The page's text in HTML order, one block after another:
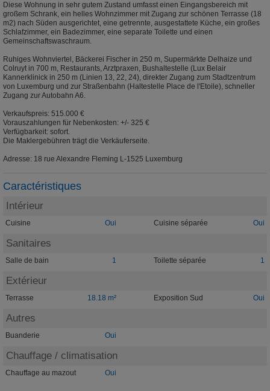
Diese Wohnung in sehr gutem Zustand umfasst einen Eingangsbereich mit
großem Schrank, ein helles Wohnzimmer mit Zugang zur schönen Terrasse (18
m2) nach Süden ausgerichtet, eine getrennte, ausgestattete Küche, ein großes
Schlafzimmer, ein Badezimmer, eine separate Toilette und einen
Gemeinschaftswaschraum.
Ruhiges Wohnviertel, Bäckerei Fischer in 250 m, Supermärkte Delhaize und
Colruyt in 700 m, Restaurants, Arztpraxen, Bushaltestelle (Lux Belair
Kannerklinick in 250 m (Linien 13, 22, 24), direkter Zugang zum Stadtzentrum
von Luxemburg und zur Straßenbahn (Haltestelle Place de l'Etoile), schneller
Zugang zur Autobahn A6.
Verkaufspreis: 515.000 €
Vorauszahlungen für Nebenkosten: +/- 325 €
Verfügbarkeit: sofort.
Die Maklergebühren trägt die Verkäuferseite.
Adresse: 18 rue Alexandre Fleming L-1525 Luxemburg
Caractéristiques
Intérieur
Cuisine Oui Cuisine séparée Oui
Sanitaires
Salle de bain 1 Toilette séparée 1
Extérieur
Terrasse 18.18 m² Exposition Sud Oui
Autres
Buanderie Oui
Chauffage / climatisation
Chauffage au mazout Oui